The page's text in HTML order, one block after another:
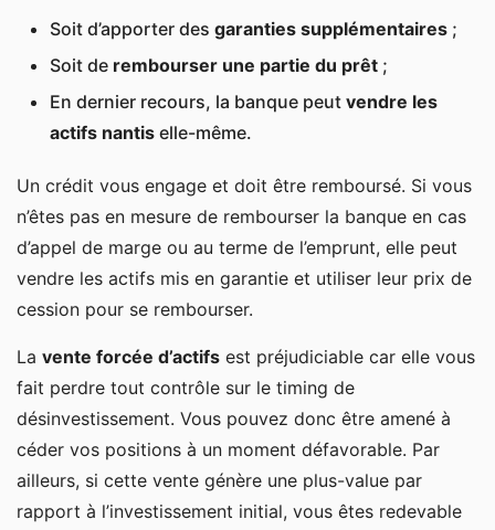
Soit d’apporter des garanties supplémentaires ;
Soit de rembourser une partie du prêt ;
En dernier recours, la banque peut vendre les
actifs nantis elle-même.
Un crédit vous engage et doit être remboursé. Si vous
n’êtes pas en mesure de rembourser la banque en cas
d’appel de marge ou au terme de l’emprunt, elle peut
vendre les actifs mis en garantie et utiliser leur prix de
cession pour se rembourser.
La vente forcée d’actifs est préjudiciable car elle vous
fait perdre tout contrôle sur le timing de
désinvestissement. Vous pouvez donc être amené à
céder vos positions à un moment défavorable. Par
ailleurs, si cette vente génère une plus-value par
rapport à l’investissement initial, vous êtes redevable